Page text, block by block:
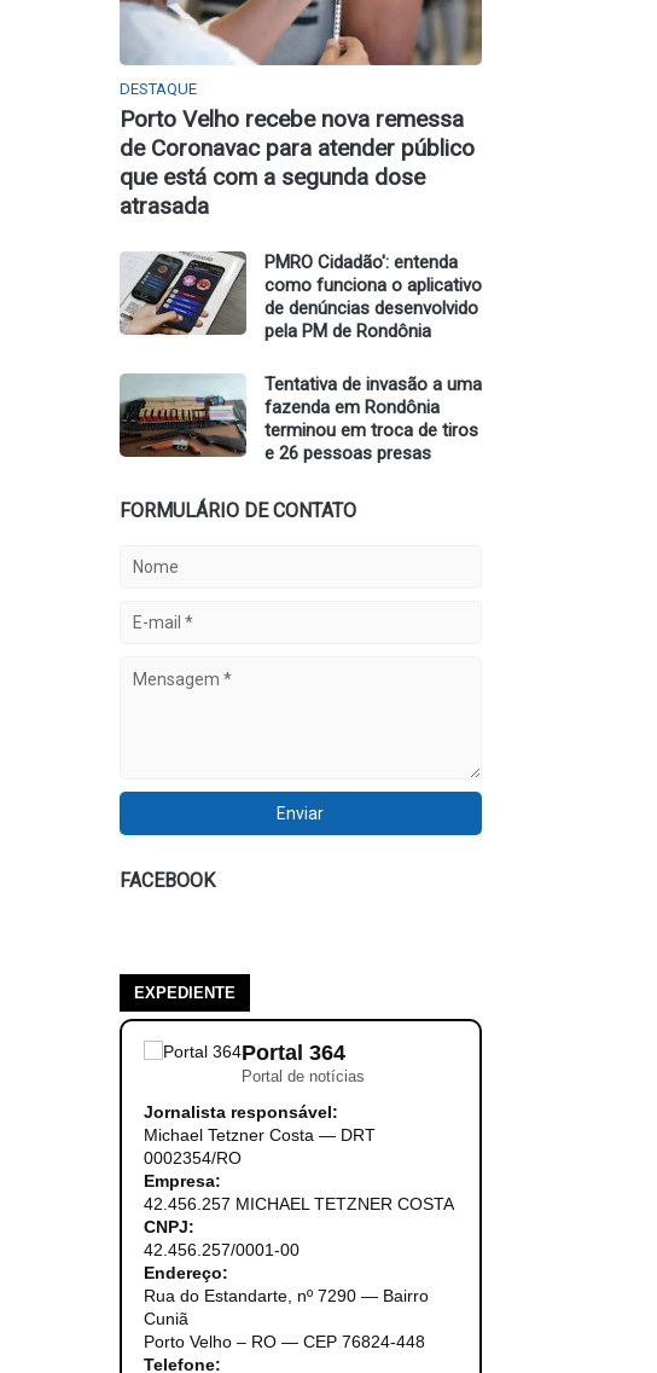
DESTAQUE
Porto Velho recebe nova remessa
de Coronavac para atender público
que está com a segunda dose
atrasada
PMRO Cidadão': entenda
como funciona o aplicativo
de denúncias desenvolvido
pela PM de Rondônia
Tentativa de invasão a uma
fazenda em Rondônia
terminou em troca de tiros
e 26 pessoas presas
FORMULÁRIO DE CONTATO
FACEBOOK
EXPEDIENTE
Portal 364
Portal de notícias
Jornalista responsável:
Michael Tetzner Costa — DRT
0002354/RO
Empresa:
42.456.257 MICHAEL TETZNER COSTA
CNPJ:
42.456.257/0001-00
Endereço:
Rua do Estandarte, nº 7290 — Bairro
Cuniã
Porto Velho – RO — CEP 76824-448
Telefone: